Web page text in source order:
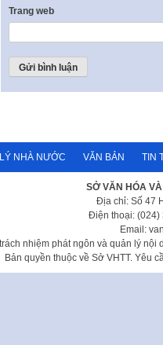
Trang web
NHÀ NƯỚC VĂN BẢN TIN
SỞ VĂN HÓA
Địa chỉ: Số 47
Điện thoại: (024)
Email:
nhiệm phát ngôn và quản lý nội
Bản quyền thuộc về Sở VHTT. Yêu